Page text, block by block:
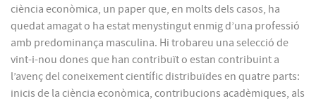
ciència econòmica, un paper que, en molts dels casos, ha
quedat amagat o ha estat menystingut enmig d’una professió
amb predominança masculina. Hi trobareu una selecció de
vint-i-nou dones que han contribuït o estan contribuint a
l’avenç del coneixement científic distribuïdes en quatre parts:
inicis de la ciència econòmica, contribucions acadèmiques, als